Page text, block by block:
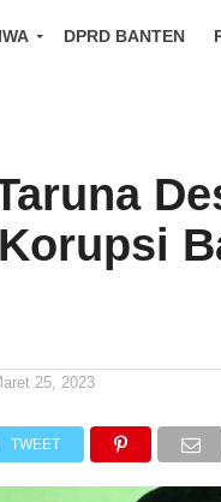
DPRD BANTEN
25, 2023
TWEET